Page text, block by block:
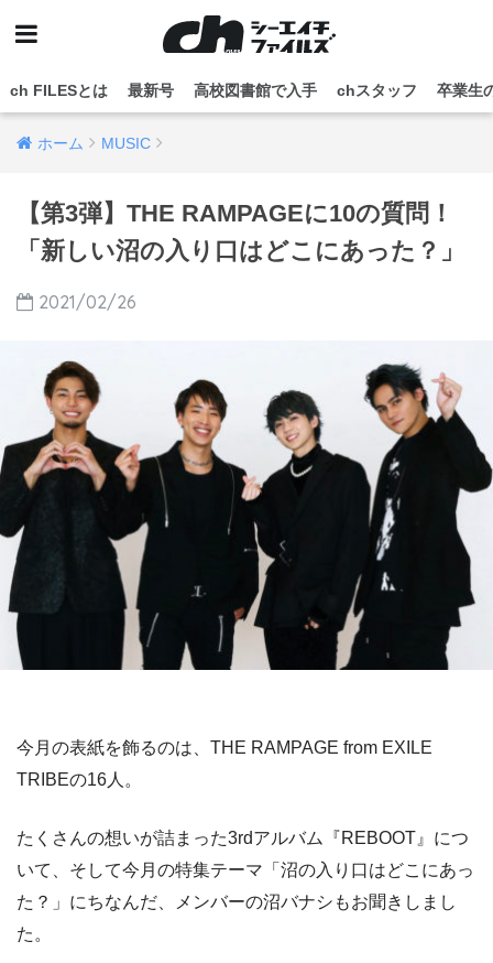
ch FILESとは 最新号 高校図書館で入手 chスタッフ 卒業生
ホーム MUSIC
【第3弾】THE RAMPAGEに10の質問！
「新しい沼の入り口はどこにあった？」
2021/02/26
今月の表紙を飾るのは、THE RAMPAGE from EXILE
TRIBEの16人。
たくさんの想いが詰まった3rdアルバム『REBOOT』につ
いて、そして今月の特集テーマ「沼の入り口はどこにあっ
た？」にちなんだ、メンバーの沼バナシもお聞きしまし
た。